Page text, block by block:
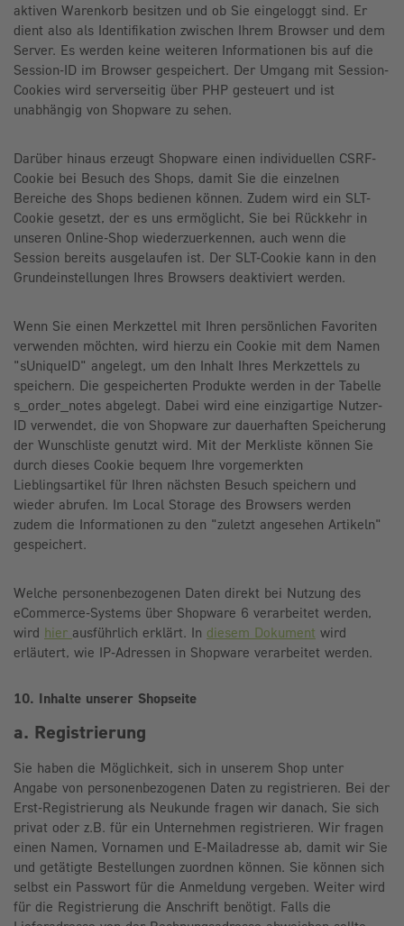
aktiven Warenkorb besitzen und ob Sie eingeloggt sind. Er
dient also als Identifikation zwischen Ihrem Browser und dem
Server. Es werden keine weiteren Informationen bis auf die
Session-ID im Browser gespeichert. Der Umgang mit Session-
Cookies wird serverseitig über PHP gesteuert und ist
unabhängig von Shopware zu sehen.
Darüber hinaus erzeugt Shopware einen individuellen CSRF-
Cookie bei Besuch des Shops, damit Sie die einzelnen
Bereiche des Shops bedienen können. Zudem wird ein SLT-
Cookie gesetzt, der es uns ermöglicht, Sie bei Rückkehr in
unseren Online-Shop wiederzuerkennen, auch wenn die
Session bereits ausgelaufen ist. Der SLT-Cookie kann in den
Grundeinstellungen Ihres Browsers deaktiviert werden.
Wenn Sie einen Merkzettel mit Ihren persönlichen Favoriten
verwenden möchten, wird hierzu ein Cookie mit dem Namen
"sUniqueID" angelegt, um den Inhalt Ihres Merkzettels zu
speichern. Die gespeicherten Produkte werden in der Tabelle
s_order_notes abgelegt. Dabei wird eine einzigartige Nutzer-
ID verwendet, die von Shopware zur dauerhaften Speicherung
der Wunschliste genutzt wird. Mit der Merkliste können Sie
durch dieses Cookie bequem Ihre vorgemerkten
Lieblingsartikel für Ihren nächsten Besuch speichern und
wieder abrufen. Im Local Storage des Browsers werden
zudem die Informationen zu den "zuletzt angesehen Artikeln"
gespeichert.
Welche personenbezogenen Daten direkt bei Nutzung des
eCommerce-Systems über Shopware 6 verarbeitet werden,
wird hier ausführlich erklärt. In diesem Dokument wird
erläutert, wie IP-Adressen in Shopware verarbeitet werden.
10. Inhalte unserer Shopseite
a. Registrierung
Sie haben die Möglichkeit, sich in unserem Shop unter
Angabe von personenbezogenen Daten zu registrieren. Bei der
Erst-Registrierung als Neukunde fragen wir danach, Sie sich
privat oder z.B. für ein Unternehmen registrieren. Wir fragen
einen Namen, Vornamen und E-Mailadresse ab, damit wir Sie
und getätigte Bestellungen zuordnen können. Sie können sich
selbst ein Passwort für die Anmeldung vergeben. Weiter wird
für die Registrierung die Anschrift benötigt. Falls die